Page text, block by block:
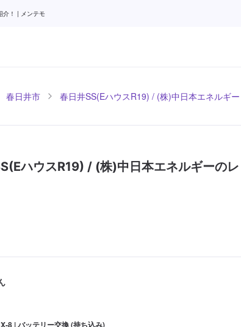
介！ | メンテモ
春日井市 春日井SS(EハウスR19) / (株)中日本エネルギー
ハウスR19) / (株)中日本エネルギーの
8 | バッテリー交換 (持ち込み)